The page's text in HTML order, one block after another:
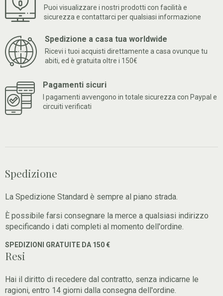
Puoi visualizzare i nostri prodotti con facilità e
sicurezza e contattarci per qualsiasi informazione
Spedizione a casa tua worldwide
Ricevi i tuoi acquisti direttamente a casa ovunque tu
abiti, ed è gratuita oltre i 150€
Pagamenti sicuri
I pagamenti avvengono in totale sicurezza con Paypal e
circuiti verificati
Spedizione
La Spedizione Standard è sempre al piano strada.
È possibile farsi consegnare la merce a qualsiasi indirizzo
specificando i dati completi al momento dell'ordine.
SPEDIZIONI GRATUITE DA 150 €
Resi
Hai il diritto di recedere dal contratto, senza indicarne le
ragioni, entro 14 giorni dalla consegna dell'ordine.